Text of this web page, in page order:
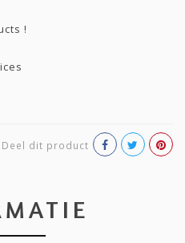
!
Deel dit product